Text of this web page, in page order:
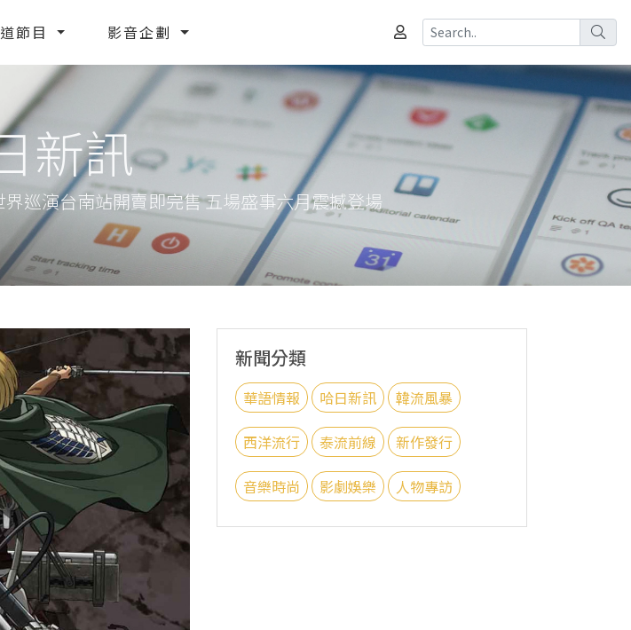
節目 影音企劃
新訊
巡演台南站開賣即完售 五場盛事六月震撼登場
新聞分類
華語情報 哈日新訊 韓流風暴
西洋流行 泰流前線 新作發行
音樂時尚 影劇娛樂 人物專訪